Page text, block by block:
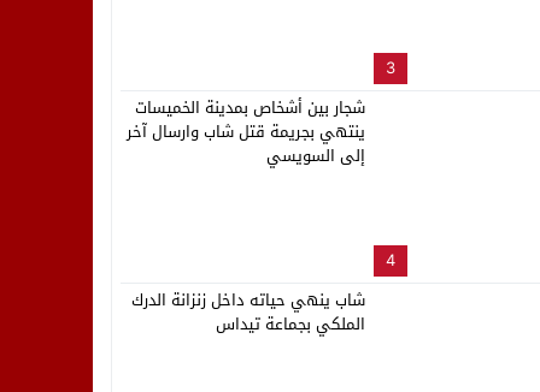
3
4
شجار بين أشخاص بمدينة الخميسات
ينتهي بجريمة قتل شاب وارسال آخر
إلى السويسي
شاب ينهي حياته داخل زنزانة الدرك
الملكي بجماعة تيداس